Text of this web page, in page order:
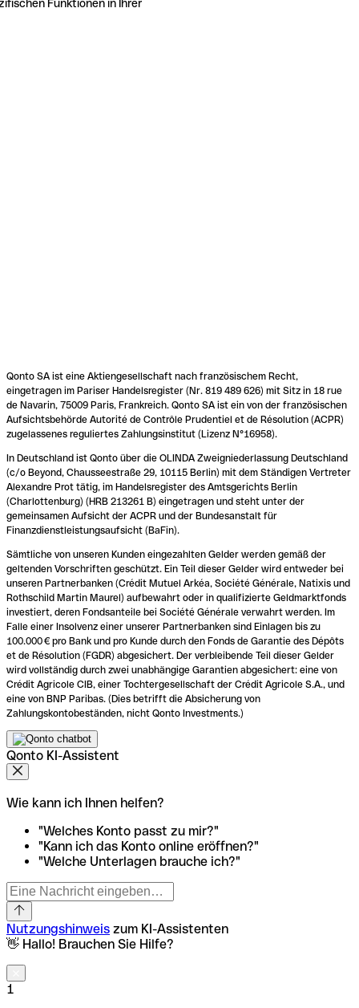
Funktionen in Ihrer
Qonto SA ist eine Aktiengesellschaft nach französischem Recht,
eingetragen im Pariser Handelsregister (Nr. 819 489 626) mit Sitz in 18 rue
de Navarin, 75009 Paris, Frankreich. Qonto SA ist ein von der französischen
Aufsichtsbehörde Autorité de Contrôle Prudentiel et de Résolution (ACPR)
zugelassenes reguliertes Zahlungsinstitut (Lizenz N°16958).
In Deutschland ist Qonto über die OLINDA Zweigniederlassung Deutschland
(c/o Beyond, Chausseestraße 29, 10115 Berlin) mit dem Ständigen Vertreter
Alexandre Prot tätig, im Handelsregister des Amtsgerichts Berlin
(Charlottenburg) (HRB 213261 B) eingetragen und steht unter der
gemeinsamen Aufsicht der ACPR und der Bundesanstalt für
Finanzdienstleistungsaufsicht (BaFin).
Sämtliche von unseren Kunden eingezahlten Gelder werden gemäß der
geltenden Vorschriften geschützt. Ein Teil dieser Gelder wird entweder bei
unseren Partnerbanken (Crédit Mutuel Arkéa, Société Générale, Natixis und
Rothschild Martin Maurel) aufbewahrt oder in qualifizierte Geldmarktfonds
investiert, deren Fondsanteile bei Société Générale verwahrt werden. Im
Falle einer Insolvenz einer unserer Partnerbanken sind Einlagen bis zu
100.000 € pro Bank und pro Kunde durch den Fonds de Garantie des Dépôts
et de Résolution (FGDR) abgesichert. Der verbleibende Teil dieser Gelder
wird vollständig durch zwei unabhängige Garantien abgesichert: eine von
Crédit Agricole CIB, einer Tochtergesellschaft der Crédit Agricole S.A., und
eine von BNP Paribas. (Dies betrifft die Absicherung von
Zahlungskontobeständen, nicht Qonto Investments.)
Qonto KI-Assistent
Wie kann ich Ihnen helfen?
"Welches Konto passt zu mir?"
"Kann ich das Konto online eröffnen?"
"Welche Unterlagen brauche ich?"
Nutzungshinweis zum KI-Assistenten
👋 Hallo! Brauchen Sie Hilfe?
1